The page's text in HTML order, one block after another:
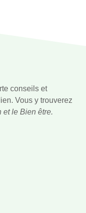
conseils et
Vous y trouverez
et le Bien être.